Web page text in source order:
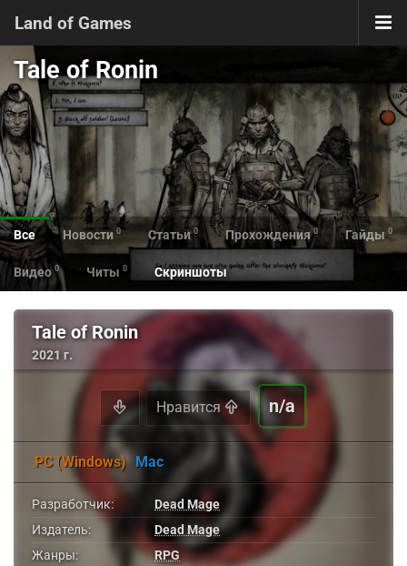
Land of Games
Tale of Ronin
Все Новости 0 Статьи 0 Прохождения 0 Гайды 0
Видео 0 Читы 0 Скриншоты
Tale of Ronin
2021 г.
Нравится n/a
PC (Windows) Mac
Разработчик:
Dead Mage
Издатель:
Dead Mage
Жанры:
RPG